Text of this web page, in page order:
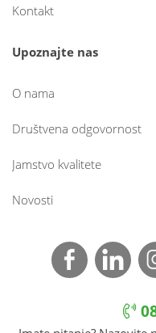
Kontakt
Upoznajte nas
O nama
Društvena odgovornost
Jamstvo kvalitete
Novosti